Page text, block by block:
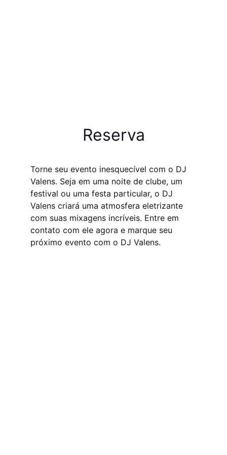
Reserva
Torne seu evento inesquecível com o DJ
Valens. Seja em uma noite de clube, um
festival ou uma festa particular, o DJ
Valens criará uma atmosfera eletrizante
com suas mixagens incríveis. Entre em
contato com ele agora e marque seu
próximo evento com o DJ Valens.